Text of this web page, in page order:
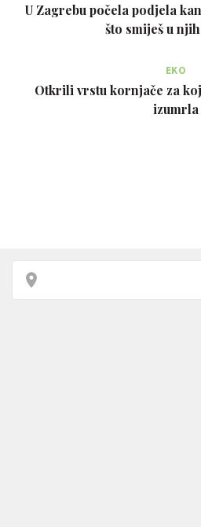
U Zagrebu počela podjela
što smiješ u
EKO
Otkrili vrstu kornjače za
izumrla